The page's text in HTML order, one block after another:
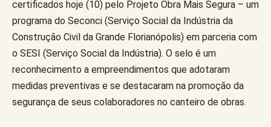
certificados hoje (10) pelo Projeto Obra Mais Segura – um
programa do Seconci (Serviço Social da Indústria da
Construção Civil da Grande Florianópolis) em parceria com
o SESI (Serviço Social da Indústria). O selo é um
reconhecimento a empreendimentos que adotaram
medidas preventivas e se destacaram na promoção da
segurança de seus colaboradores no canteiro de obras.